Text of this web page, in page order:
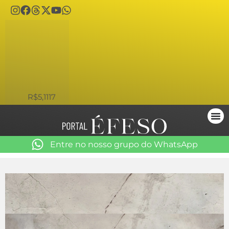
R$5,1117
Entre no nosso grupo do WhatsApp